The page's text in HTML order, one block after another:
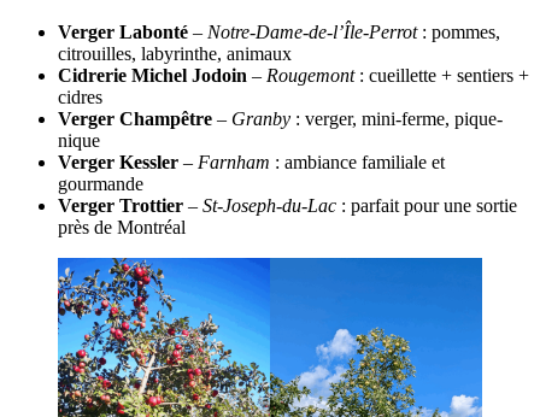
Verger Labonté – Notre-Dame-de-l’Île-Perrot: pommes,
citrouilles, labyrinthe, animaux
Cidrerie Michel Jodoin – Rougemont: cueillette + sentiers +
cidres
Verger Champêtre – Granby : verger, mini-ferme, pique-
nique
Verger Kessler – Farnham : ambiance familiale et
gourmande
Verger Trottier – St-Joseph-du-Lac : parfait pour une sortie
près de Montréal